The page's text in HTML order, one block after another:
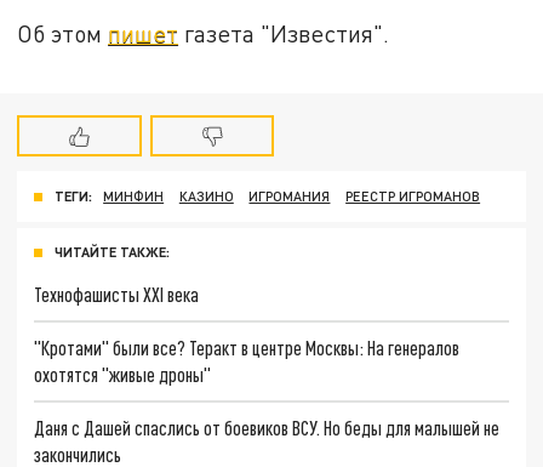
Об этом пишет газета "Известия".
ТЕГИ: МИНФИН КАЗИНО ИГРОМАНИЯ РЕЕСТР ИГРОМАНОВ
ЧИТАЙТЕ ТАКЖЕ:
Технофашисты XXI века
"Кротами" были все? Теракт в центре Москвы: На генералов
охотятся "живые дроны"
Даня с Дашей спаслись от боевиков ВСУ. Но беды для малышей не
закончились